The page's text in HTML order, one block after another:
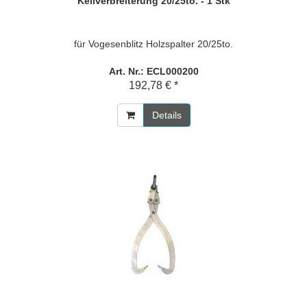
für Vogesenblitz Holzspalter 20/25to.
Art. Nr.: ECL000200
192,78 € *
Details